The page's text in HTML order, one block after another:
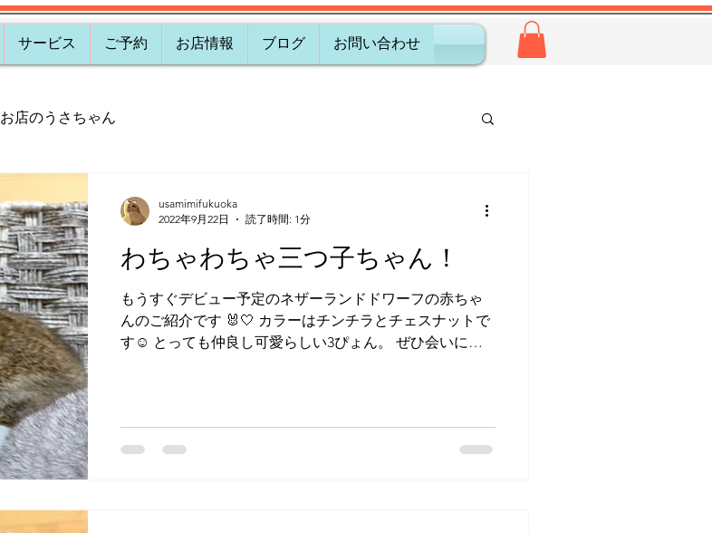
サービス ご予約 お店情報 ブログ お問い合わせ
お店のうさちゃん
わちゃわちゃ三つ子ちゃん！
もうすぐデビュー予定のネザーランドドワーフの赤ちゃ
んのご紹介です 🐰🤍 カラーはチンチラとチェスナットで
す☺️ とっても仲良し可愛らしい3ぴょん。 ぜひ会いにい
usamimifukuoka
2022年9月22日
読了時間: 1分